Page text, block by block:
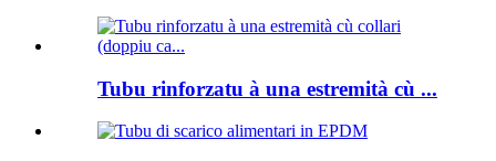
Tubu rinforzatu à una estremità cù ...